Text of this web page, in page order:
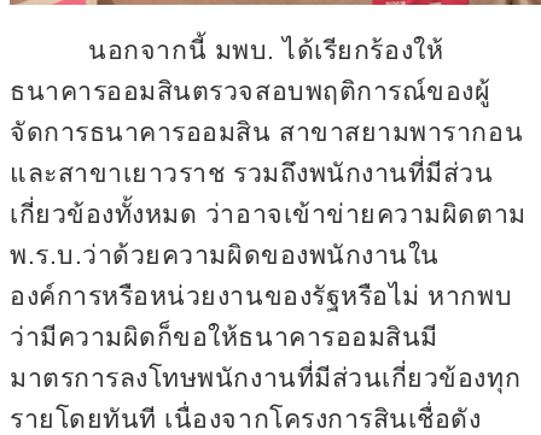
นอกจากนี้ มพบ. ได้เรียกร้องให้
ธนาคารออมสินตรวจสอบพฤติการณ์ของผู้
จัดการธนาคารออมสิน สาขาสยามพารากอน
และสาขาเยาวราช รวมถึงพนักงานที่มีส่วน
เกี่ยวข้องทั้งหมด ว่าอาจเข้าข่ายความผิดตาม
พ.ร.บ.ว่าด้วยความผิดของพนักงานใน
องค์การหรือหน่วยงานของรัฐหรือไม่ หากพบ
ว่ามีความผิดก็ขอให้ธนาคารออมสินมี
มาตรการลงโทษพนักงานที่มีส่วนเกี่ยวข้องทุก
รายโดยทันที เนื่องจากโครงการสินเชื่อดัง